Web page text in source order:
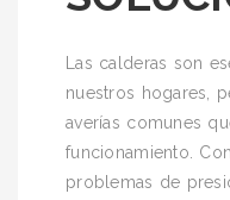
Las calderas son
nuestros hogares,
averías comunes
funcionamiento.
problemas de